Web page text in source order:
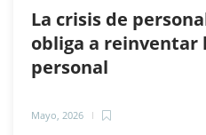
La crisis de
obliga a reinventar
personal
Mayo, 2026